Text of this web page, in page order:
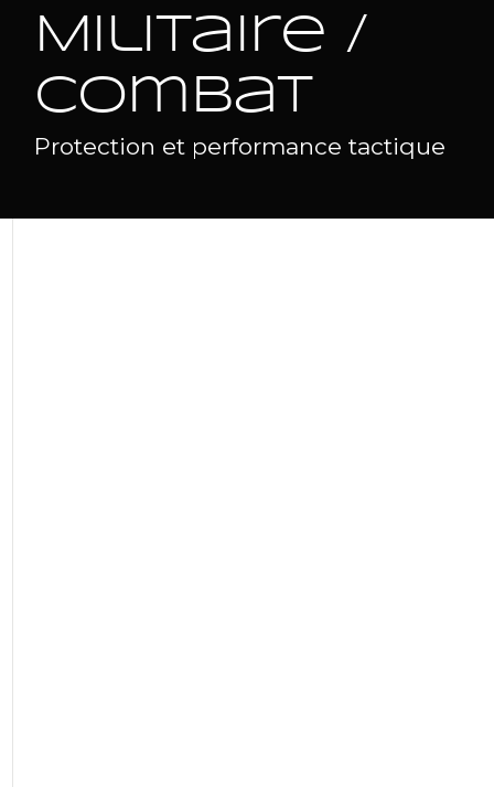
Militaire /
Combat
Protection et performance tactique